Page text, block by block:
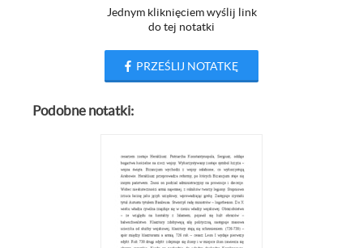
Jednym kliknięciem wyślij link
do tej notatki
PRZEŚLIJ NOTATKĘ
Podobne notatki: